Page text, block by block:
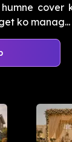
ko manag...